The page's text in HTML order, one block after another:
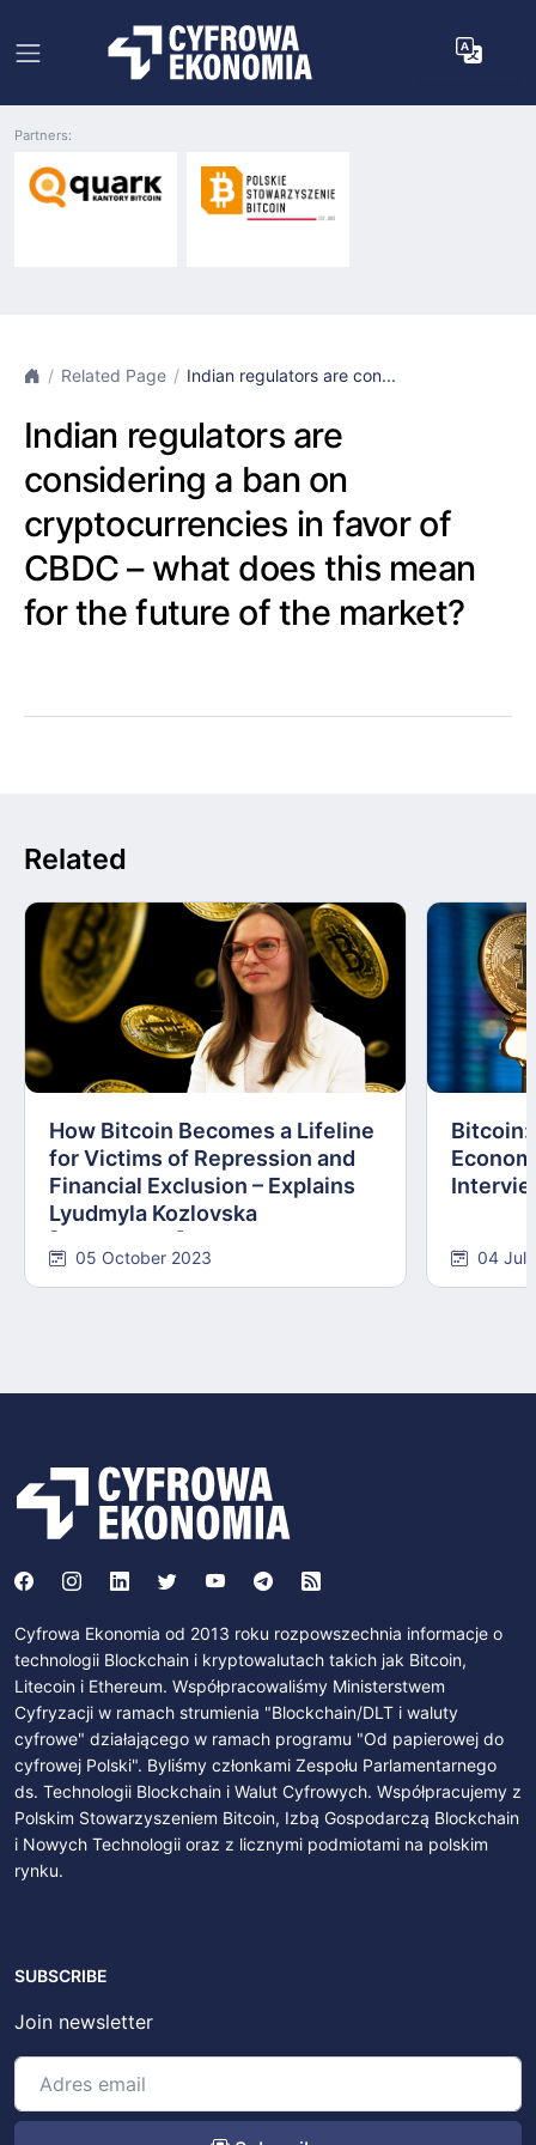
Partners:
Related Page Indian regulators are con...
Indian regulators are
considering a ban on
cryptocurrencies in favor of
CBDC – what does this mean
for the future of the market?
Related
How Bitcoin Becomes a Lifeline
for Victims of Repression and
Financial Exclusion – Explains
Lyudmyla Kozlovska
05 October 2023
Bitcoin:
04
Cyfrowa Ekonomia od 2013 roku rozpowszechnia informacje o
technologii Blockchain i kryptowalutach takich jak Bitcoin,
Litecoin i Ethereum. Współpracowaliśmy Ministerstwem
Cyfryzacji w ramach strumienia "Blockchain/DLT i waluty
cyfrowe" działającego w ramach programu "Od papierowej do
cyfrowej Polski". Byliśmy członkami Zespołu Parlamentarnego
ds. Technologii Blockchain i Walut Cyfrowych. Współpracujemy z
Polskim Stowarzyszeniem Bitcoin, Izbą Gospodarczą Blockchain
i Nowych Technologii oraz z licznymi podmiotami na polskim
rynku.
SUBSCRIBE
Join newsletter